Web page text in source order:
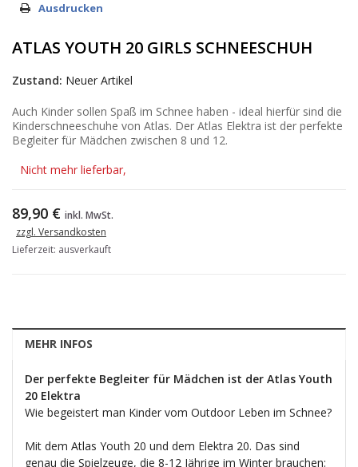
Ausdrucken
ATLAS YOUTH 20 GIRLS SCHNEESCHUH
Zustand: Neuer Artikel
Auch Kinder sollen Spaß im Schnee haben - ideal hierfür sind die
Kinderschneeschuhe von Atlas. Der Atlas Elektra ist der perfekte
Begleiter für Mädchen zwischen 8 und 12.
Nicht mehr lieferbar,
89,90 € inkl. MwSt.
zzgl. Versandkosten
Lieferzeit: ausverkauft
MEHR INFOS
Der perfekte Begleiter für Mädchen ist der Atlas Youth
20 Elektra
Wie begeistert man Kinder vom Outdoor Leben im Schnee?
Mit dem Atlas Youth 20 und dem Elektra 20. Das sind
genau die Spielzeuge, die 8-12 Jährige im Winter brauchen: